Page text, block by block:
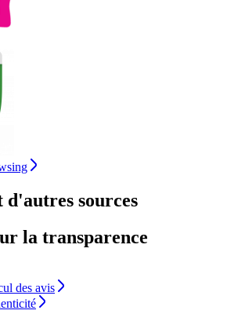
d'autres sources
la transparence
des avis